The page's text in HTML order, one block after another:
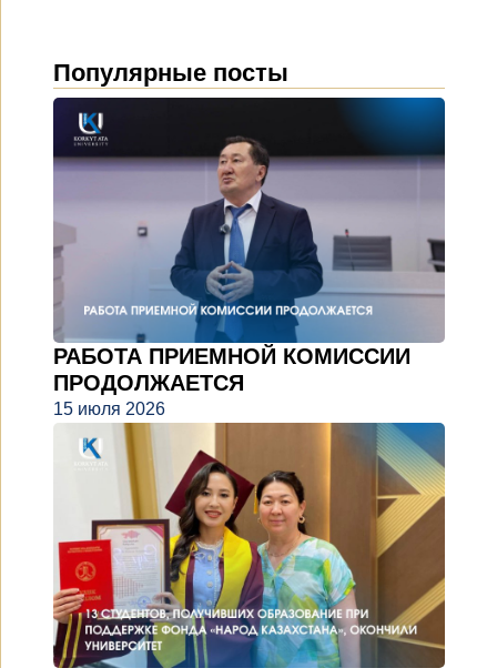
Популярные посты
РАБОТА ПРИЕМНОЙ КОМИССИИ
ПРОДОЛЖАЕТСЯ
15 июля 2026